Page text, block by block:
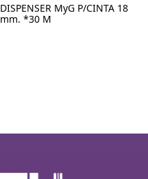
DISPENSER MyG P/CINTA 18
mm. *30 M